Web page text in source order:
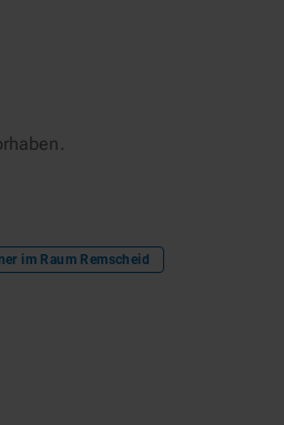
im Raum Remscheid